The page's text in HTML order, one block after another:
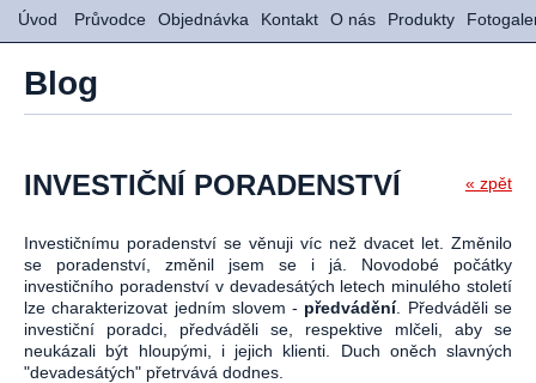
Úvod Průvodce Objednávka Kontakt O nás Produkty
Blog
INVESTIČNÍ PORADENSTVÍ « zpět
Investičnímu poradenství se věnuji víc než dvacet let. Změnilo
se poradenství, změnil jsem se i já. Novodobé počátky
investičního poradenství v devadesátých letech minulého století
lze charakterizovat jedním slovem - předvádění. Předváděli se
investiční poradci, předváděli se, respektive mlčeli, aby se
neukázali být hloupými, i jejich klienti. Duch oněch slavných
"devadesátých" přetrvává dodnes.